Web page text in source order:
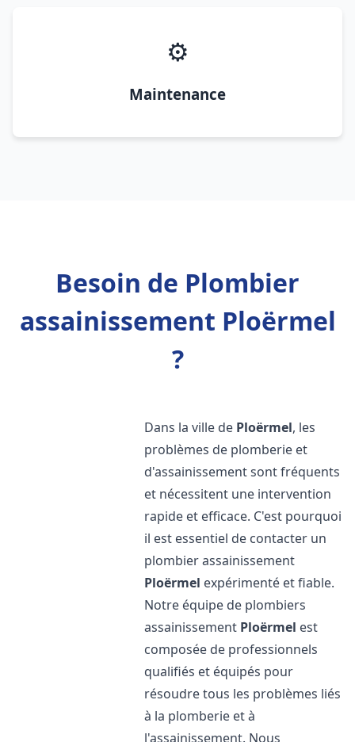
⚙️
Maintenance
Besoin de Plombier
assainissement Ploërmel
?
Dans la ville de Ploërmel, les
problèmes de plomberie et
d'assainissement sont fréquents
et nécessitent une intervention
rapide et efficace. C'est pourquoi
il est essentiel de contacter un
plombier assainissement
Ploërmel expérimenté et fiable.
Notre équipe de plombiers
assainissement Ploërmel est
composée de professionnels
qualifiés et équipés pour
résoudre tous les problèmes liés
à la plomberie et à
l'assainissement. Nous